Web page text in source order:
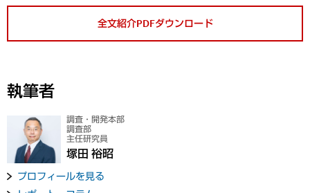
全文紹介PDFダウンロード
執筆者
調査・開発本部
調査部
主任研究員
塚田 裕昭
プロフィールを見る